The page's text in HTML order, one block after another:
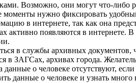
Возможно, они могут что-либо
нужно фиксировать
в интернете, так как она
активно появляются в интернете.
в службы архивных документов,
в ЗАГСах, архивах города.
данные о человеке отсутствуют,
данные о человеке и узнать много